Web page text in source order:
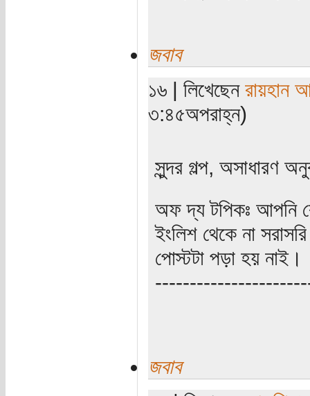
জবাব
১৬ | লিখেছেন রায়হান
৩:৪৫অপরাহ্ন)
সুন্দর গল্প, অসাধারণ
অফ দ্য টপিকঃ আপনি
ইংলিশ থেকে না
পোস্টটা পড়া হয় নাই।
জবাব